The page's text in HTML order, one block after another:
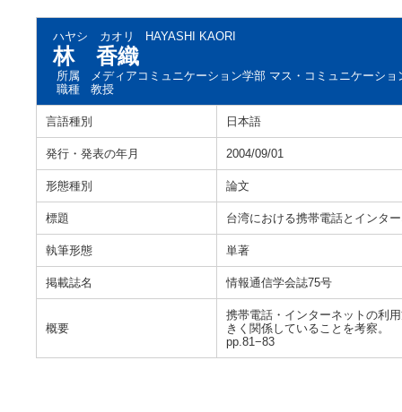
ハヤシ カオリ HAYASHI KAORI
林 香織
所属
メディアコミュニケーション学部 マス・コミュニケーショ
職種
教授
言語種別 日本語
発行・発表の年月 2004/09/01
形態種別 論文
標題 台湾における携帯電話とインタ
執筆形態 単著
掲載誌名 情報通信学会誌75号
概要
携帯電話・インターネットの利
きく関係していることを考察。
pp.81−83